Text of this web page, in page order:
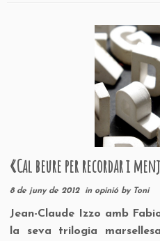
«Cal beure per recordar i
8 de juny de 2012in opinió by Toni
Jean-Claude Izzo amb
la seva trilogia